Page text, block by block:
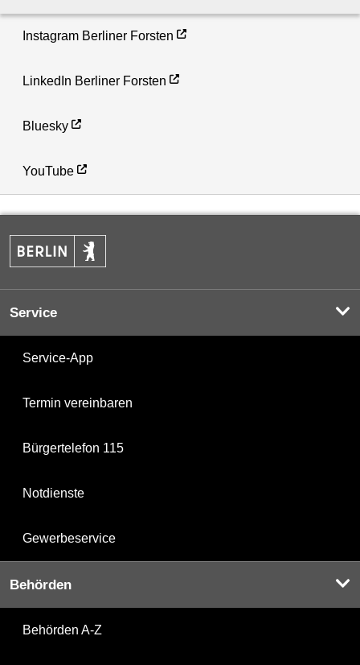
Instagram Berliner Forsten
LinkedIn Berliner Forsten
Bluesky
YouTube
Service
Service-App
Termin vereinbaren
Bürgertelefon 115
Notdienste
Gewerbeservice
Behörden
Behörden A-Z